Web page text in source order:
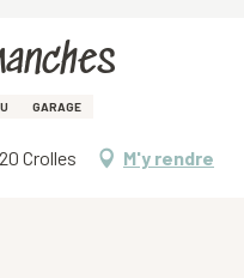
GARAGE
Crolles M'y rendre